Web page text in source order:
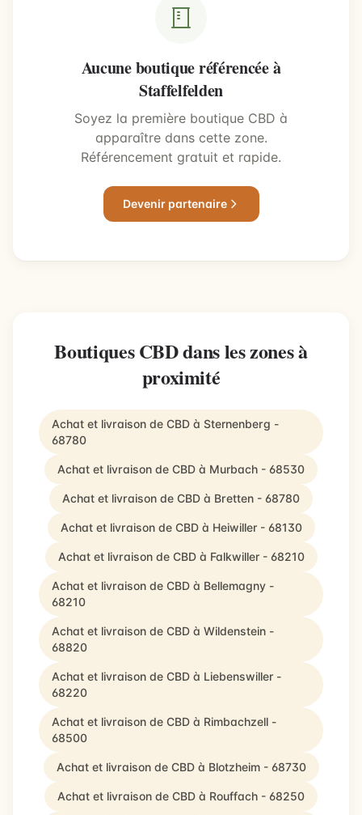
Aucune boutique référencée à
Staffelfelden
Soyez la première boutique CBD à
apparaître dans cette zone.
Référencement gratuit et rapide.
Devenir partenaire
Boutiques CBD dans les zones à
proximité
Achat et livraison de CBD à Sternenberg -
68780
Achat et livraison de CBD à Murbach - 68530
Achat et livraison de CBD à Bretten - 68780
Achat et livraison de CBD à Heiwiller - 68130
Achat et livraison de CBD à Falkwiller - 68210
Achat et livraison de CBD à Bellemagny -
68210
Achat et livraison de CBD à Wildenstein -
68820
Achat et livraison de CBD à Liebenswiller -
68220
Achat et livraison de CBD à Rimbachzell -
68500
Achat et livraison de CBD à Blotzheim - 68730
Achat et livraison de CBD à Rouffach - 68250